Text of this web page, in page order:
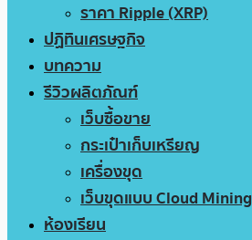
ราคา Ripple (XRP)
ปฏิทินเศรษฐกิจ
บทความ
รีวิวผลิตภัณฑ์
เว็บซื้อขาย
กระเป๋าเก็บเหรียญ
เครื่องขุด
เว็บขุดแบบ Cloud Mining
ห้องเรียน